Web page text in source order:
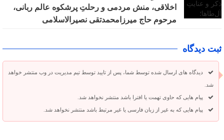
اخلاقی، منش مردمی و رحلتِ پرشکوه عالم ربانی،
مرحوم حاج میرزامحمدتقی نصیرالاسلامی
ثبت دیدگاه
دیدگاه های ارسال شده توسط شما، پس از تایید توسط تیم مدیریت در وب منتشر خواهد
شد.
پیام هایی که حاوی تهمت یا افترا باشد منتشر نخواهد شد.
پیام هایی که به غیر از زبان فارسی یا غیر مرتبط باشد منتشر نخواهد شد.